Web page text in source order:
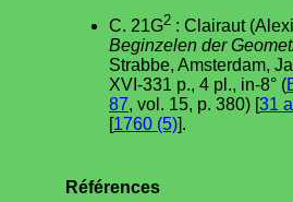
C. 21G2 : Clairaut
Beginzelen der
Strabbe, Amsterdam,
XVI-331 p., 4 pl., in-8° (
87, vol. 15, p. 380) [ 31
1760 (5) ].
Références